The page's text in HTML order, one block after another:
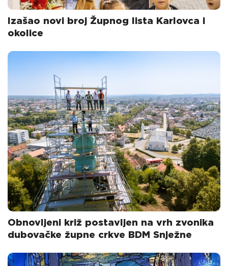
Izašao novi broj Župnog lista Karlovca i
okolice
Obnovljeni križ postavljen na vrh zvonika
dubovačke župne crkve BDM Snježne